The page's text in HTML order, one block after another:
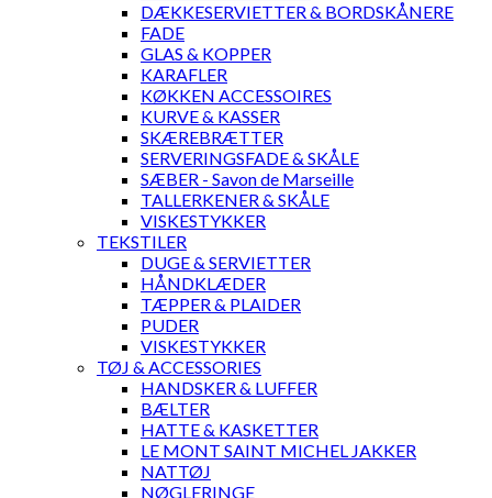
DÆKKESERVIETTER & BORDSKÅNERE
FADE
GLAS & KOPPER
KARAFLER
KØKKEN ACCESSOIRES
KURVE & KASSER
SKÆREBRÆTTER
SERVERINGSFADE & SKÅLE
SÆBER - Savon de Marseille
TALLERKENER & SKÅLE
VISKESTYKKER
TEKSTILER
DUGE & SERVIETTER
HÅNDKLÆDER
TÆPPER & PLAIDER
PUDER
VISKESTYKKER
TØJ & ACCESSORIES
HANDSKER & LUFFER
BÆLTER
HATTE & KASKETTER
LE MONT SAINT MICHEL JAKKER
NATTØJ
NØGLERINGE